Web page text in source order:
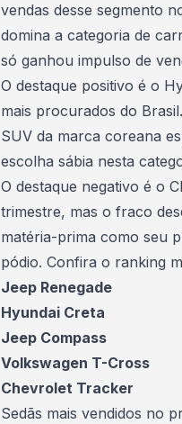
vendas desse segmento
domina a categoria de
só ganhou impulso de
O destaque positivo é o
mais procurados do
SUV da marca coreana
escolha sábia nesta
O destaque negativo é o
trimestre, mas o fraco
matéria-prima como seu
pódio. Confira o ranking
Jeep Renegade
Hyundai Creta
Jeep Compass
Volkswagen T-Cross
Chevrolet Tracker
Sedãs mais vendidos no